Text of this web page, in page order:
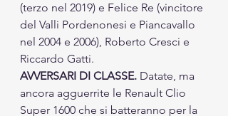
(terzo nel 2019) e Felice Re (vincitore
del Valli Pordenonesi e Piancavallo
nel 2004 e 2006), Roberto Cresci e
Riccardo Gatti.
AVVERSARI DI CLASSE. Datate, ma
ancora agguerrite le Renault Clio
Super 1600 che si batteranno per la